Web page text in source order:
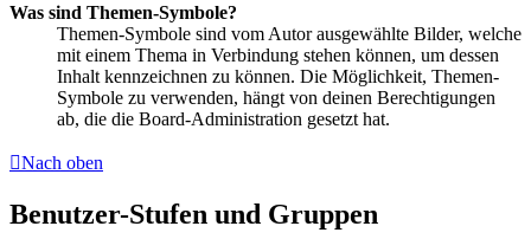
Was sind Themen-Symbole?
Themen-Symbole sind vom Autor ausgewählte Bilder, welche
mit einem Thema in Verbindung stehen können, um dessen
Inhalt kennzeichnen zu können. Die Möglichkeit, Themen-
Symbole zu verwenden, hängt von deinen Berechtigungen
ab, die die Board-Administration gesetzt hat.
Nach oben
Benutzer-Stufen und Gruppen